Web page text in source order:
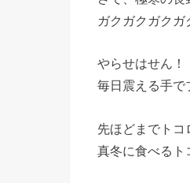
ガクガクガクガ
やらせはせん！
毎日震える手で
先ほどまでトコ
真冬に食べるト